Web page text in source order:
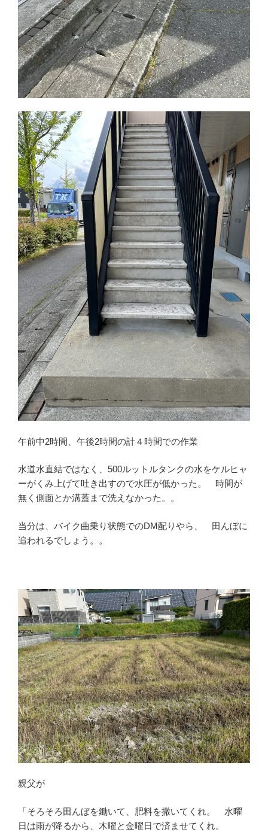
午前中2時間、午後2時間の計４時間での作業
水道水直結ではなく、500ルットルタンクの水をケルヒャ
ーがくみ上げて吐き出すので水圧が低かった。 時間が
無く側面とか溝蓋まで洗えなかった。。
当分は、バイク曲乗り状態でのDM配りやら、 田んぼに
追われるでしょう。。
親父が
「そろそろ田んぼを鋤いて、肥料を撒いてくれ。 水曜
日は雨が降るから、木曜と金曜日で済ませてくれ。